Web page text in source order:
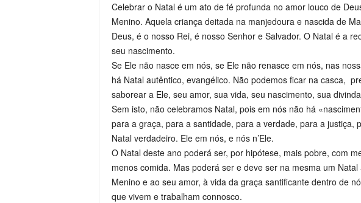
Celebrar o Natal é um ato de fé profunda no amor louco de
Menino. Aquela criança deitada na manjedoura e nascida de
Deus, é o nosso Rei, é nosso Senhor e Salvador. O Natal é a
seu nascimento.
Se Ele não nasce em nós, se Ele não renasce em nós, nas
há Natal autêntico, evangélico. Não podemos ficar na casca,
saborear a Ele, seu amor, sua vida, seu nascimento, sua
Sem isto, não celebramos Natal, pois em nós não há
para a graça, para a santidade, para a verdade, para a justiça,
Natal verdadeiro. Ele em nós, e nós n’Ele.
O Natal deste ano poderá ser, por hipótese, mais pobre, com
menos comida. Mas poderá ser e deve ser na mesma um
Menino e ao seu amor, à vida da graça santificante dentro de
que vivem e trabalham connosco.